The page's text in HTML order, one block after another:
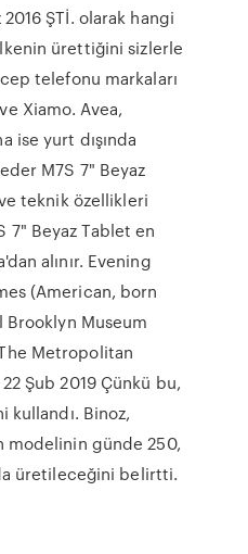
ŞTİ. olarak hangi
ürettiğini sizlerle
telefonu markaları
Xiamo. Avea,
ise yurt dışında
M7S 7" Beyaz
teknik özellikleri
7" Beyaz Tablet en
alınır. Evening
(American, born
Brooklyn Museum
Metropolitan
Şub 2019 Çünkü bu,
kullandı. Binoz,
modelinin günde 250,
üretileceğini belirtti.